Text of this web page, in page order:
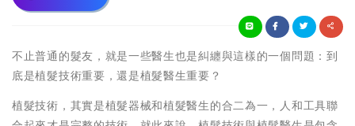
不止普通的髮友，就是一些醫生也是糾纏與這樣的一個問題：到
底是植髮技術重要，還是植髮醫生重要？
植髮技術，其實是植髮器械和植髮醫生的合二為一，人和工具聯